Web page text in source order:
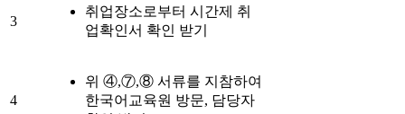
3
취업장소로부터 시간제 취
업확인서 확인 받기
4
위 ④,⑦,⑧ 서류를 지참하여
한국어교육원 방문, 담당자